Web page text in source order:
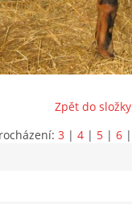
Zpět do složky
3 | 4 | 5 | 6 |